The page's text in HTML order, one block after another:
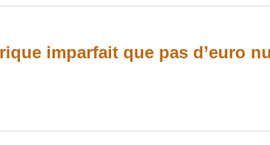
imparfait que pas d’euro